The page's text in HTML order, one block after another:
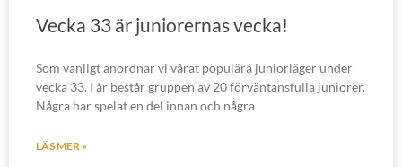
Vecka 33 är juniorernas vecka!
Som vanligt anordnar vi vårat populära juniorläger under
vecka 33. I år består gruppen av 20 förväntansfulla juniorer.
Några har spelat en del innan och några
LÄS MER »